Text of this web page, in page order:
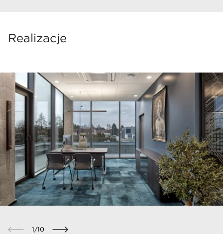
Realizacje
1/10